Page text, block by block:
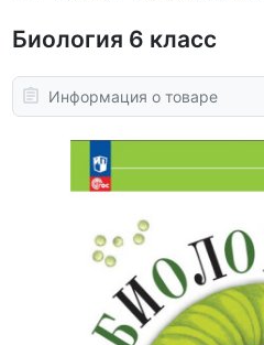
Биология 6 класс
Информация о товаре